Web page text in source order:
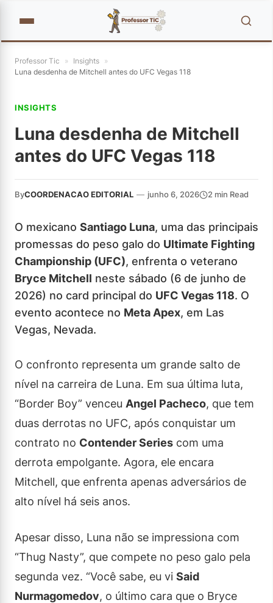
Professor Tic » Insights »
Luna desdenha de Mitchell antes do UFC Vegas 118
INSIGHTS
Luna desdenha de Mitchell
antes do UFC Vegas 118
ByCOORDENACAO EDITORIAL — junho 6, 2026 2 min Read
O mexicano Santiago Luna, uma das principais
promessas do peso galo do Ultimate Fighting
Championship (UFC), enfrenta o veterano
Bryce Mitchell neste sábado (6 de junho de
2026) no card principal do UFC Vegas 118. O
evento acontece no Meta Apex, em Las
Vegas, Nevada.
O confronto representa um grande salto de
nível na carreira de Luna. Em sua última luta,
“Border Boy” venceu Angel Pacheco, que tem
duas derrotas no UFC, após conquistar um
contrato no Contender Series com uma
derrota empolgante. Agora, ele encara
Mitchell, que enfrenta apenas adversários de
alto nível há seis anos.
Apesar disso, Luna não se impressiona com
“Thug Nasty”, que compete no peso galo pela
segunda vez. “Você sabe, eu vi Said
Nurmagomedov, o último cara que o Bryce